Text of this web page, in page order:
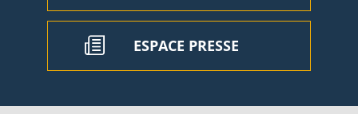
ESPACE PRESSE